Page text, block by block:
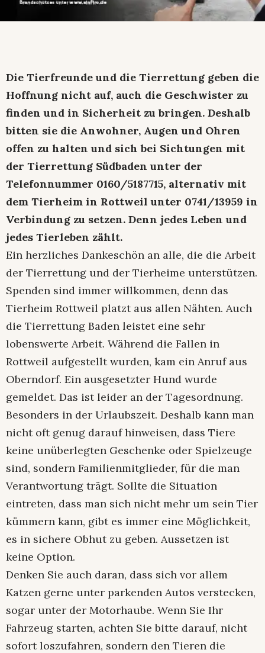
Die Tierfreunde und die Tierrettung geben die
Hoffnung nicht auf, auch die Geschwister zu
finden und in Sicherheit zu bringen. Deshalb
bitten sie die Anwohner, Augen und Ohren
offen zu halten und sich bei Sichtungen mit
der Tierrettung Südbaden unter der
Telefonnummer 0160/5187715, alternativ mit
dem Tierheim in Rottweil unter 0741/13959 in
Verbindung zu setzen. Denn jedes Leben und
jedes Tierleben zählt.
Ein herzliches Dankeschön an alle, die die Arbeit
der Tierrettung und der Tierheime unterstützen.
Spenden sind immer willkommen, denn das
Tierheim Rottweil platzt aus allen Nähten. Auch
die Tierrettung Baden leistet eine sehr
lobenswerte Arbeit. Während die Fallen in
Rottweil aufgestellt wurden, kam ein Anruf aus
Oberndorf. Ein ausgesetzter Hund wurde
gemeldet. Das ist leider an der Tagesordnung.
Besonders in der Urlaubszeit. Deshalb kann man
nicht oft genug darauf hinweisen, dass Tiere
keine unüberlegten Geschenke oder Spielzeuge
sind, sondern Familienmitglieder, für die man
Verantwortung trägt. Sollte die Situation
eintreten, dass man sich nicht mehr um sein Tier
kümmern kann, gibt es immer eine Möglichkeit,
es in sichere Obhut zu geben. Aussetzen ist
keine Option.
Denken Sie auch daran, dass sich vor allem
Katzen gerne unter parkenden Autos verstecken,
sogar unter der Motorhaube. Wenn Sie Ihr
Fahrzeug starten, achten Sie bitte darauf, nicht
sofort loszufahren, sondern den Tieren die